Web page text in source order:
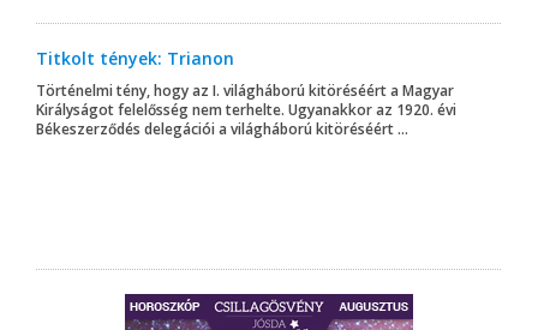
Titkolt tények: Trianon
Történelmi tény, hogy az I. világháború kitöréséért a Magyar
Királyságot felelősség nem terhelte. Ugyanakkor az 1920. évi
Békeszerződés delegációi a világháború kitöréséért ...